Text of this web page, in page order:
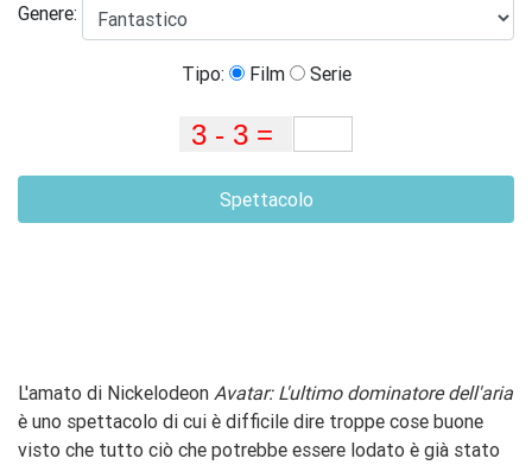
Genere:
Tipo: Film Serie
Spettacolo
L'amato di Nickelodeon Avatar: L'ultimo dominatore dell'aria
è uno spettacolo di cui è difficile dire troppe cose buone
visto che tutto ciò che potrebbe essere lodato è già stato